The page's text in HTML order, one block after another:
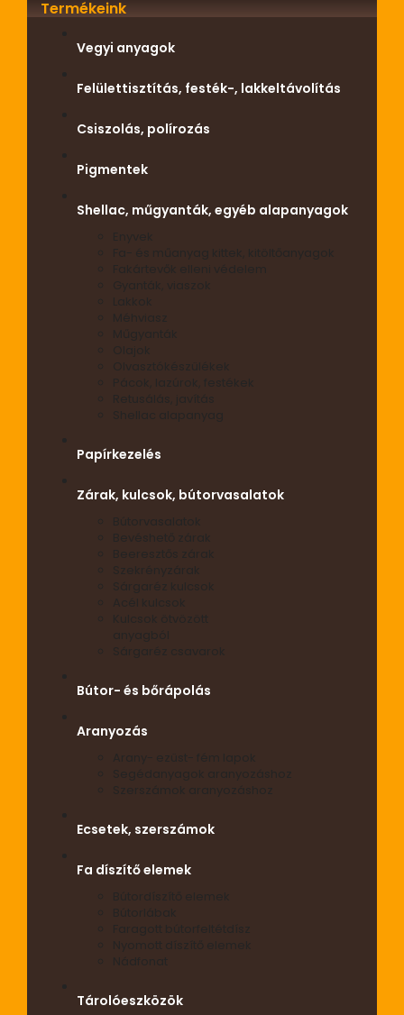
Termékeink
Vegyi anyagok
Felülettisztítás, festék-, lakkeltávolítás
Csiszolás, polírozás
Pigmentek
Shellac, műgyanták, egyéb alapanyagok
Enyvek
Fa- és műanyag kittek, kitöltőanyagok
Fakártevők elleni védelem
Gyanták, viaszok
Lakkok
Méhviasz
Műgyanták
Olajok
Olvasztókészülékek
Pácok, lazúrok, festékek
Retusálás, javítás
Papírkezelés
Zárak, kulcsok, bútorvasalatok
Bútorvasalatok
Bevéshető zárak
Beeresztős zárak
Szekrényzárak
Sárgaréz kulcsok
Acél kulcsok
Kulcsok ötvözött
Sárgaréz csavarok
Bútor- és bőrápolás
Aranyozás
Arany- ezüst- fém lapok
Segédanyagok aranyozáshoz
Szerszámok aranyozáshoz
Ecsetek, szerszámok
Fa díszítő elemek
Bútordíszítő elemek
Bútorlábak
Faragott bútorfeltétdísz
Nyomott díszítő elemek
Tárolóeszközök